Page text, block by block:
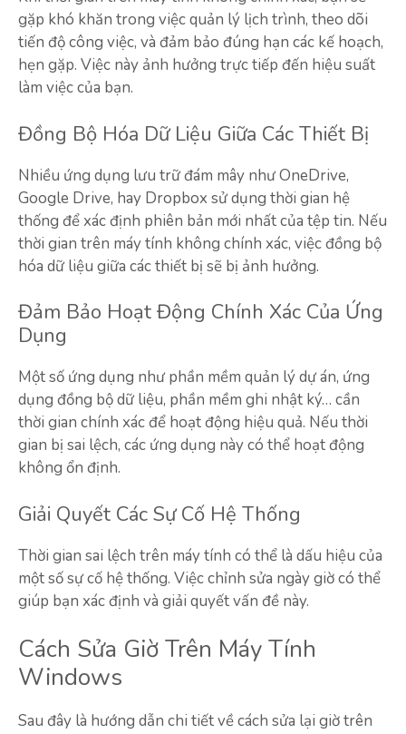
gặp khó khăn trong việc quản lý lịch trình, theo dõi
tiến độ công việc, và đảm bảo đúng hạn các kế hoạch,
hẹn gặp. Việc này ảnh hưởng trực tiếp đến hiệu suất
làm việc của bạn.
Đồng Bộ Hóa Dữ Liệu Giữa Các Thiết Bị
Nhiều ứng dụng lưu trữ đám mây như OneDrive,
Google Drive, hay Dropbox sử dụng thời gian hệ
thống để xác định phiên bản mới nhất của tệp tin. Nếu
thời gian trên máy tính không chính xác, việc đồng bộ
hóa dữ liệu giữa các thiết bị sẽ bị ảnh hưởng.
Đảm Bảo Hoạt Động Chính Xác Của Ứng
Dụng
Một số ứng dụng như phần mềm quản lý dự án, ứng
dụng đồng bộ dữ liệu, phần mềm ghi nhật ký… cần
thời gian chính xác để hoạt động hiệu quả. Nếu thời
gian bị sai lệch, các ứng dụng này có thể hoạt động
không ổn định.
Giải Quyết Các Sự Cố Hệ Thống
Thời gian sai lệch trên máy tính có thể là dấu hiệu của
một số sự cố hệ thống. Việc chỉnh sửa ngày giờ có thể
giúp bạn xác định và giải quyết vấn đề này.
Cách Sửa Giờ Trên Máy Tính
Windows
Sau đây là hướng dẫn chi tiết về cách sửa lại giờ trên